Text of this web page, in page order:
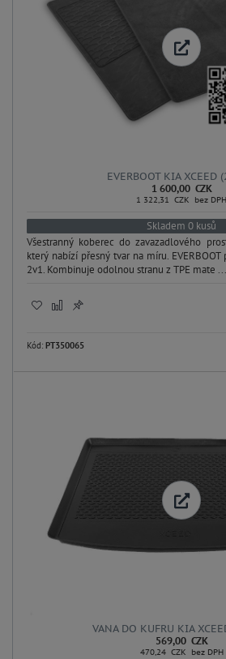
EVERBOOT KIA XCEED
1 600,00 CZK
1 322,31 CZK bez DPH
Skladem 0 kusů
Všestranný koberec do zavazadlového
který nabízí přesný tvar na míru.
2v1. Kombinuje odolnou stranu z TPE mate ...
Kód: PT350065
VANA DO KUFRU KIA
569,00 CZK
470,24 CZK bez DPH